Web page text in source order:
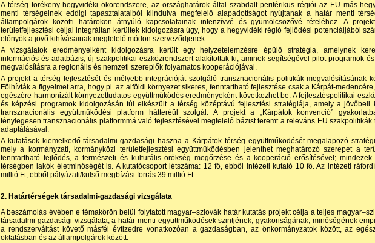
A térség törékeny hegyvidéki ökorendszere, az országhatárok által szabdalt periférikus régiói az EU más
menti térségeinek eddigi tapasztalataiból kiindulva megfelelő alapadottságot nyújtanak a határ menti
állampolgárok közötti határokon átnyúló kapcsolatainak intenzívvé és gyümölcsözővé tételéhez. A
területfejlesztési céljai integráltan kerültek kidolgozásra úgy, hogy a hegyvidéki régió fejlődési potenciáljából
előnyök a jövő kihívásainak megfelelő módon szerveződjenek.
A vizsgálatok eredményeiként kidolgozásra került egy helyzetelemzésre épülő stratégia, amelynek
információs és adatbázis, új szakpolitikai eszközrendszert alakítottak ki, aminek segítségével pilot-programok
megvalósításra a regionális és nemzeti szereplők folyamatos kooperációjával.
A projekt a térség fejlesztését és mélyebb integrációját szolgáló transznacionális politikák megvalósításának
Fölhívták a figyelmet arra, hogy pl. az alföldi környezet sikeres, fenntartható fejlesztése csak a Kárpát-
egészére harmonizált környezettudatos együttműködés eredményeként következhet be. A fejlesztés­politikai
és képzési programok kidolgozásán túl elkészült a térség középtávú fejlesztési stratégiája, amely a jövőbeli
transz­nacionális együttműködési platform hátteréül szolgál. A projekt a „Kárpátok konvenció”
ténylegesen transznacionális platformmá való fejleszté­sével megfelelő bázist teremt a releváns EU szakpolitikák
adaptálásával.
A kutatások kiemelkedő társadalmi-gazdasági haszna a Kárpátok térség együttműködését megalapozó
mely a kormányzati, kormányközi területfejlesztési együttműködésben jelenthet meghatározó szerepet a
fenntartható fejlődés, a természeti és kulturális örökség megőrzése és a kooperáció erősítésével;
térségben lakók életminőségét is. A kutatócsoport létszáma: 12 fő, ebből intézeti kutató 10 fő. Az intézeti
millió Ft, ebből pályázati/külső megbízási forrás 39 millió Ft.
2. Határtérségek társadalmi-gazdasági vizsgálata
A beszámolás évében e témakörön belül folytatott magyar–szlovák határ kutatás projekt célja a teljes
társadalmi-gazdasági vizsgálata, a határ menti együttműködések szintjének, gyakoriságának, minőségének
a rendszerváltást követő másfél évtizedre vonatkozóan a gazdaságban, az önkormányzatok között, az
oktatásban és az állampolgárok között.